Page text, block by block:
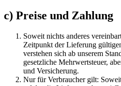
c) Preise und Zahlung
Soweit nichts anderes
Zeitpunkt der Lieferung
verstehen sich ab unserem
gesetzliche Mehrwertsteuer,
und Versicherung.
Nur für Verbraucher gilt: